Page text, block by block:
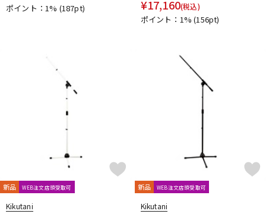
ポイント：1% (187pt) ¥17,160(税込)
ポイント：1%(156pt)
新品 WEB注文店頭受取可
Kikutani
新品 WEB注文店頭受取可
Kikutani